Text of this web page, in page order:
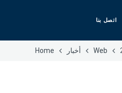
اتصل بنا
Web أخبار Home